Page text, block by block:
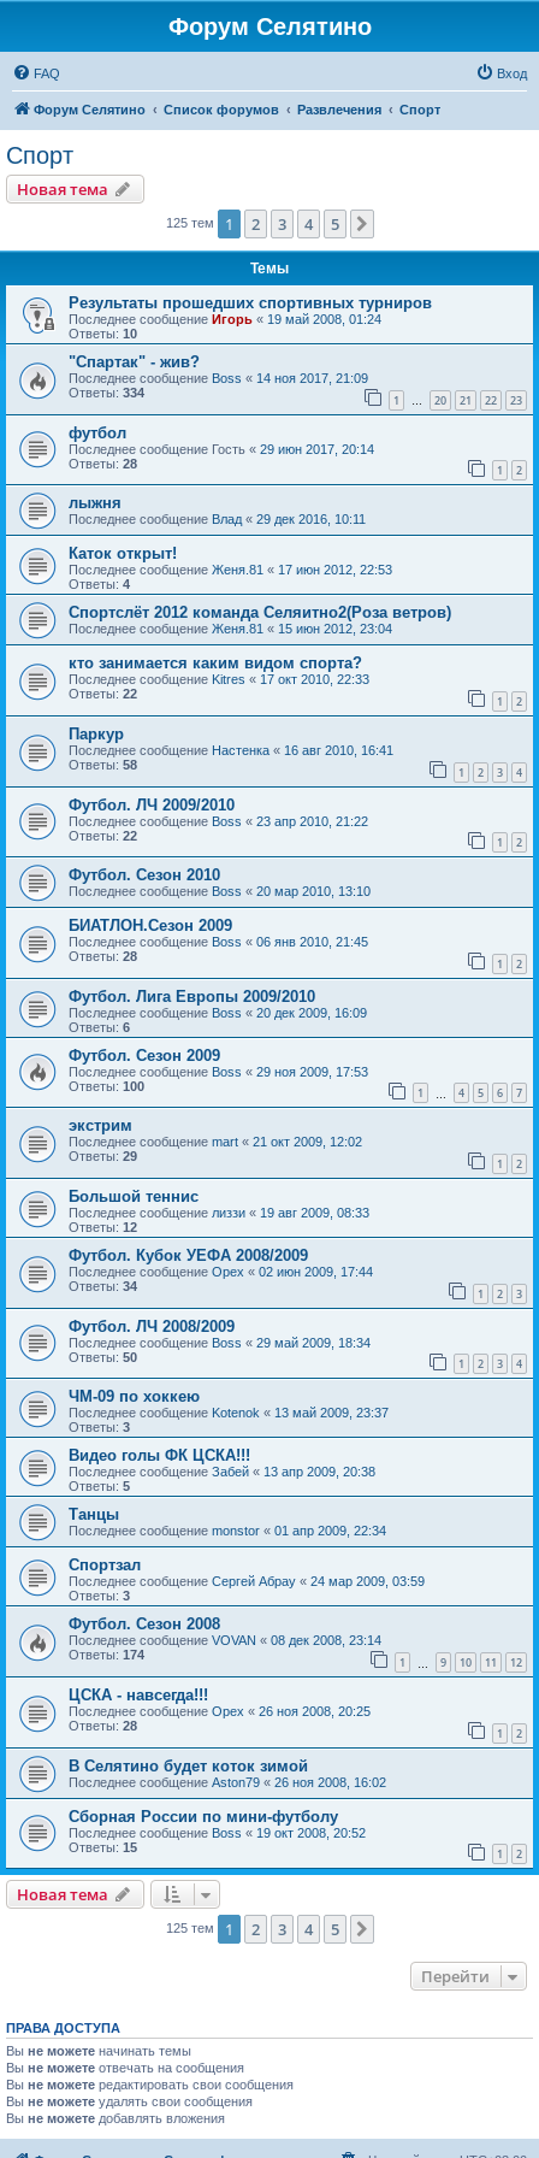
Форум Селятино
FAQ Вход
Форум Селятино Список форумов Развлечения Спорт
Спорт
Новая тема
125 тем 1 2 3 4 5
Темы
Результаты прошедших спортивных турниров
Последнее сообщение Игорь « 19 май 2008, 01:24
Ответы: 10
"Спартак" - жив?
Последнее сообщение Boss « 14 ноя 2017, 21:09
Ответы: 334 1 … 20 21 22 23
футбол
Последнее сообщение Гость « 29 июн 2017, 20:14
Ответы: 28 1 2
лыжня
Последнее сообщение Влад « 29 дек 2016, 10:11
Каток открыт!
Последнее сообщение Женя.81 « 17 июн 2012, 22:53
Ответы: 4
Спортслёт 2012 команда Селяитно2(Роза ветров)
Последнее сообщение Женя.81 « 15 июн 2012, 23:04
кто занимается каким видом спорта?
Последнее сообщение Kitres « 17 окт 2010, 22:33
Ответы: 22 1 2
Паркур
Последнее сообщение Настенка « 16 авг 2010, 16:41
Ответы: 58 1 2 3 4
Футбол. ЛЧ 2009/2010
Последнее сообщение Boss « 23 апр 2010, 21:22
Ответы: 22 1 2
Футбол. Сезон 2010
Последнее сообщение Boss « 20 мар 2010, 13:10
БИАТЛОН.Сезон 2009
Последнее сообщение Boss « 06 янв 2010, 21:45
Ответы: 28 1 2
Футбол. Лига Европы 2009/2010
Последнее сообщение Boss « 20 дек 2009, 16:09
Ответы: 6
Футбол. Сезон 2009
Последнее сообщение Boss « 29 ноя 2009, 17:53
Ответы: 100 1 4 5 6 7
экстрим
Последнее сообщение mart « 21 окт 2009, 12:02
Ответы: 29 1 2
Большой теннис
Последнее сообщение лиззи « 19 авг 2009, 08:33
Ответы: 12
Футбол. Кубок УЕФА 2008/2009
Последнее сообщение Орех « 02 июн 2009, 17:44
Ответы: 34 1 2 3
Футбол. ЛЧ 2008/2009
Последнее сообщение Boss « 29 май 2009, 18:34
Ответы: 50 1 2 3 4
ЧМ-09 по хоккею
Последнее сообщение Kotenok « 13 май 2009, 23:37
Ответы: 3
Видео голы ФК ЦСКА!!!
Последнее сообщение Забей « 13 апр 2009, 20:38
Ответы: 5
Танцы
Последнее сообщение monstor « 01 апр 2009, 22:34
Спортзал
Последнее сообщение Сергей Абрау « 24 мар 2009, 03:59
Ответы: 3
Футбол. Сезон 2008
Последнее сообщение VOVAN « 08 дек 2008, 23:14
Ответы: 174 1 9 10 11 12
ЦСКА - навсегда!!!
Последнее сообщение Орех « 26 ноя 2008, 20:25
Ответы: 28 1 2
В Селятино будет коток зимой
Последнее сообщение Aston79 « 26 ноя 2008, 16:02
Сборная России по мини-футболу
Последнее сообщение Boss « 19 окт 2008, 20:52
Ответы: 15 1 2
Новая тема
125 тем 1 2 3 4 5
Перейти
ПРАВА ДОСТУПА
Вы не можете начинать темы
Вы не можете отвечать на сообщения
Вы не можете редактировать свои сообщения
Вы не можете удалять свои сообщения
Вы не можете добавлять вложения